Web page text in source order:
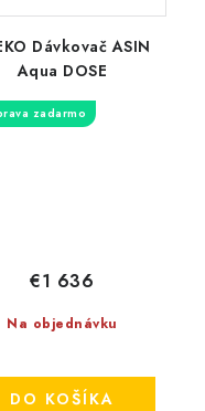
Dávkovač ASIN
Aqua DOSE
zadarmo
Na objednávku
€1 636
DO KOŠÍKA